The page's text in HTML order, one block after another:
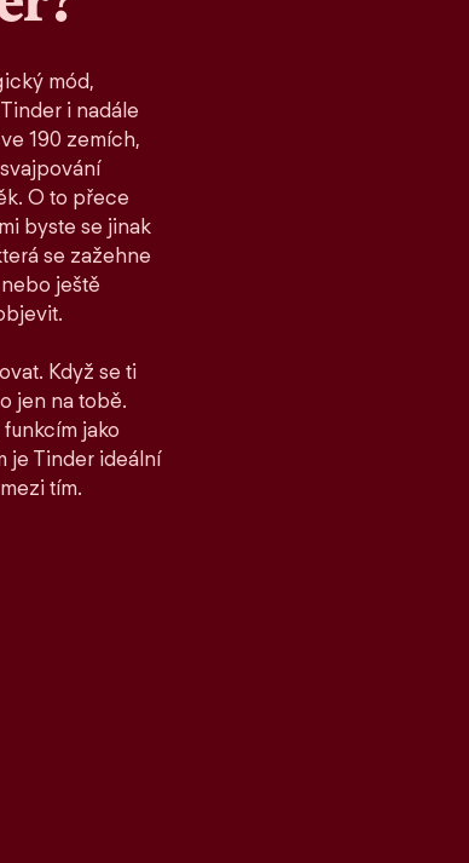
mód,
i nadále
190 zemích,
O to přece
byste se jinak
se zažehne
ještě
Když se ti
jen na tobě.
jako
je Tinder ideální
tím.